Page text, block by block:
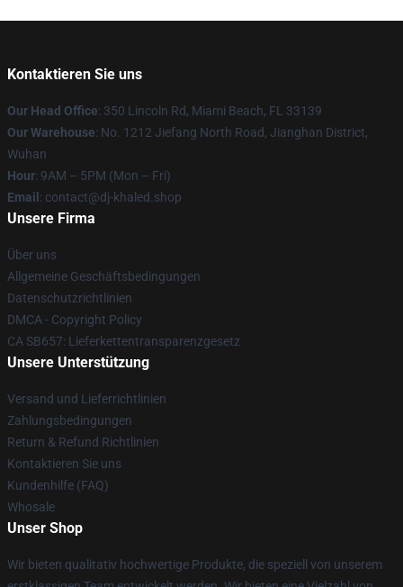
Kontaktieren Sie uns
Our Head Office: 350 Lincoln Rd, Miami Beach, FL 33139
Our Warehouse: No. 1212 Jiefang North Road, Jianghan District,
Wuhan
Hour: 9AM – 5PM (Mon – Fri)
Email : contact@dj-khaled.shop
Unsere Firma
Über uns
Allgemeine Geschäftsbedingungen
Datenschutzrichtlinien
DMCA - Copyright Policy
CA SB657: Lieferkettentransparenzgesetz
Unsere Unterstützung
Versand und Lieferrichtlinien
Zahlungsbedingungen
Return & Refund Richtlinien
Kontaktieren Sie uns
Kundenhilfe (FAQ)
Whosale
Unser Shop
Wir bieten qualitativ hochwertige Produkte, die speziell von unserem